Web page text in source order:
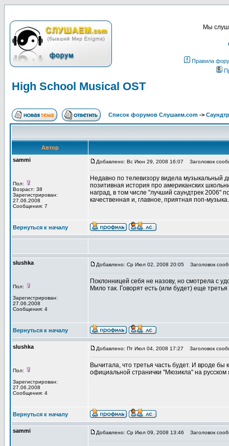
Мы
Правила
High School Musical OST
Список форумов Слушаем.com ->
Автор
sammi
Пол:
Возраст: 38
Зарегистрирован:
27.06.2008
Сообщения: 7
Добавлено: Вс Июн 29, 2008 16:07 Заголовок
Недавно по телевизору видела музыкальный
позитивная история про американских
наград, в том числе "лучший саундтрек 2006"
качественная и, главное, приятная поп-
Вернуться к началу
slushka
Пол:
Зарегистрирован:
27.06.2008
Сообщения: 4
Добавлено: Ср Июл 02, 2008 20:05 Заголовок
Поклонницей себя не назову, но смотрела с
Мило так. Говорят есть (или будет) еще
Вернуться к началу
slushka
Пол:
Зарегистрирован:
27.06.2008
Сообщения: 4
Добавлено: Пт Июл 04, 2008 17:27 Заголовок
Вычитала, что третья часть будет. И вроде бы
официальной странички "Мюзикла" на
Вернуться к началу
sammi Добавлено: Ср Июл 09, 2008 13:46 Заголовок